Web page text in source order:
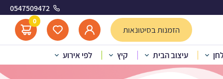
0547509472
הזמנות בסיטונאות
0
עיצוב הבית קיץ לפי אירוע
גולד
ענק טבעת יהלום – רוז גולד